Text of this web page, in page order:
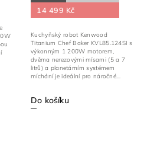
14 499 Kč
Do košíku
Kuchyňský robot Kenwood
Titanium Chef Baker KVL85.124SI s
výkonným 1 200W motorem,
dvěma nerezovými mísami (5 a 7
litrů) a planetárním systémem
míchání je ideální pro náročné...